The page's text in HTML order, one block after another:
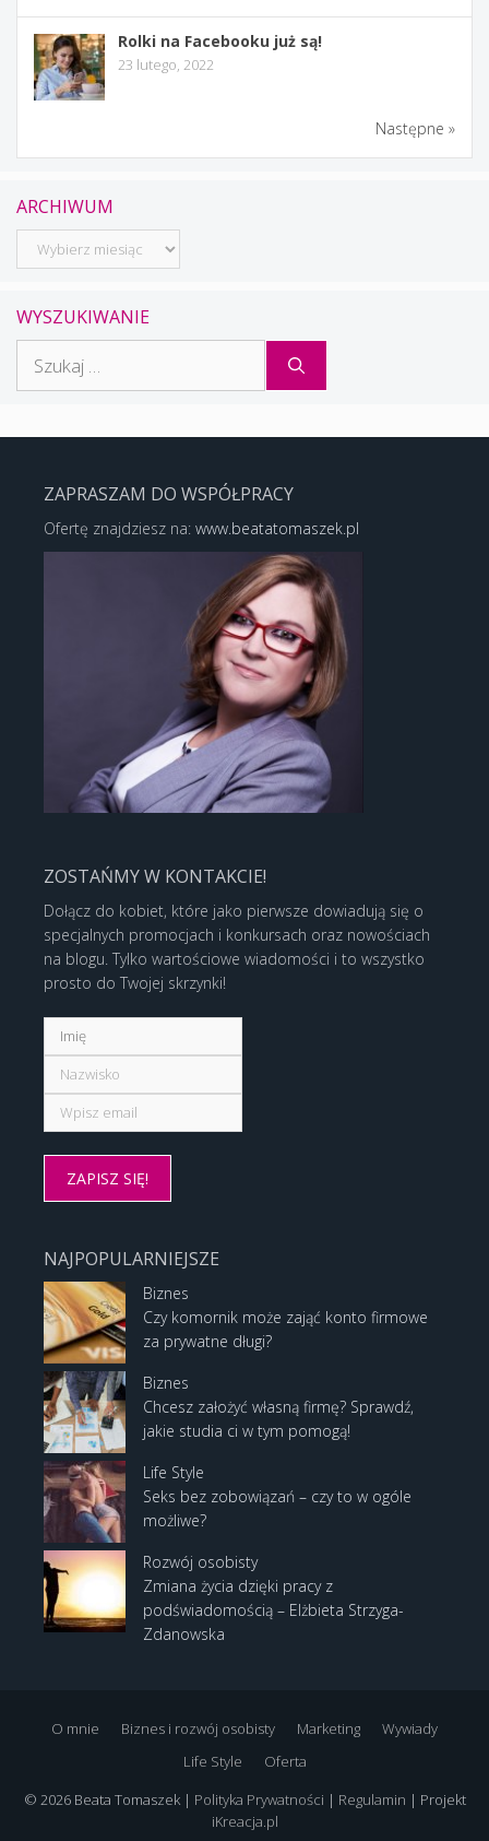
Rolki na Facebooku już są!
23 lutego, 2022
Następne »
ARCHIWUM
Archiwum
WYSZUKIWANIE
ZAPRASZAM DO WSPÓŁPRACY
Ofertę znajdziesz na: www.beatatomaszek.pl
ZOSTAŃMY W KONTAKCIE!
Dołącz do kobiet, które jako pierwsze dowiadują się o
specjalnych promocjach i konkursach oraz nowościach
na blogu. Tylko wartościowe wiadomości i to wszystko
prosto do Twojej skrzynki!
NAJPOPULARNIEJSZE
Biznes
Czy komornik może zająć konto firmowe
za prywatne długi?
Biznes
Chcesz założyć własną firmę? Sprawdź,
jakie studia ci w tym pomogą!
Life Style
Seks bez zobowiązań – czy to w ogóle
możliwe?
Rozwój osobisty
Zmiana życia dzięki pracy z
podświadomością – Elżbieta Strzyga-
Zdanowska
O mnie Biznes i rozwój osobisty Marketing
Wywiady
Life Style
Oferta
© 2026 Beata Tomaszek | Polityka Prywatności | Regulamin | Projekt
iKreacja.pl